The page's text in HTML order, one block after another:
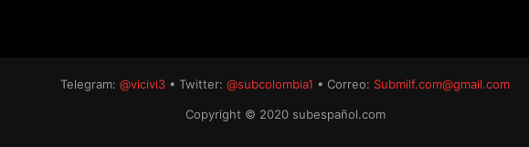
Telegram: @vicivi3 • Twitter: @subcolombia1 • Correo: Submilf.com@gmail.com
Copyright © 2020 subespañol.com